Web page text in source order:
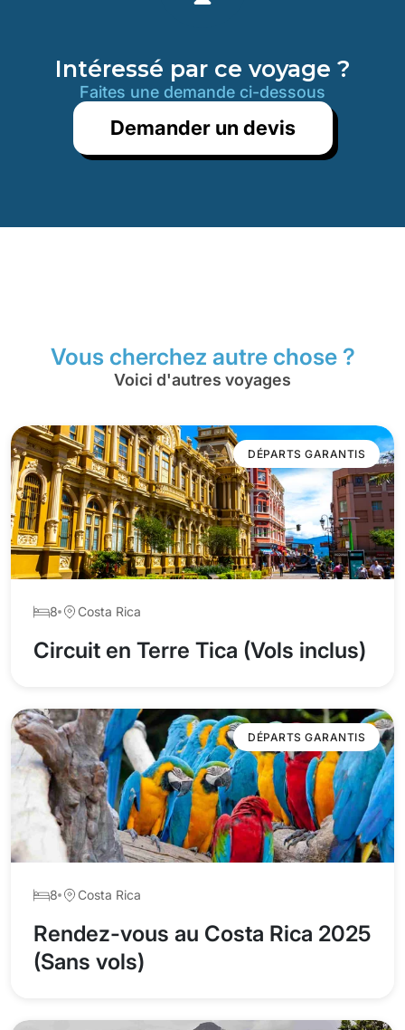
Intéressé par ce voyage ?
Faites une demande ci-dessous
Demander un devis
Vous cherchez autre chose ?
Voici d'autres voyages
DÉPARTS GARANTIS
8 Costa Rica
Circuit en Terre Tica (Vols inclus)
DÉPARTS GARANTIS
8 Costa Rica
Rendez-vous au Costa Rica 2025
(Sans vols)